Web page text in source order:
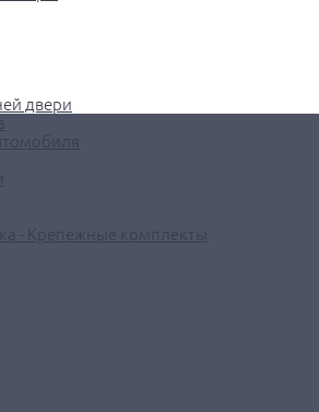
двери
- Крепежные комплекты